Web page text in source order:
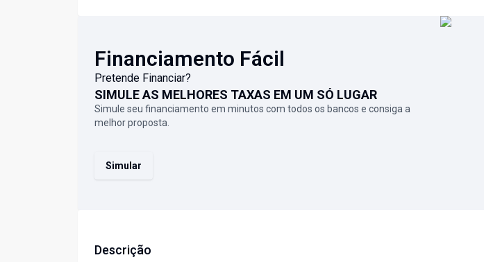
Financiamento Fácil
Pretende Financiar?
SIMULE AS MELHORES TAXAS EM UM SÓ LUGAR
Simule seu financiamento em minutos com todos os bancos e consiga a
melhor proposta.
Simular
Descrição